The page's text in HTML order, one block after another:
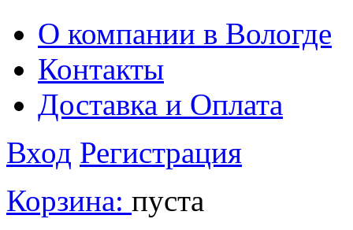
О компании в Вологде
Контакты
Доставка и Оплата
Вход Регистрация
Корзина: пуста